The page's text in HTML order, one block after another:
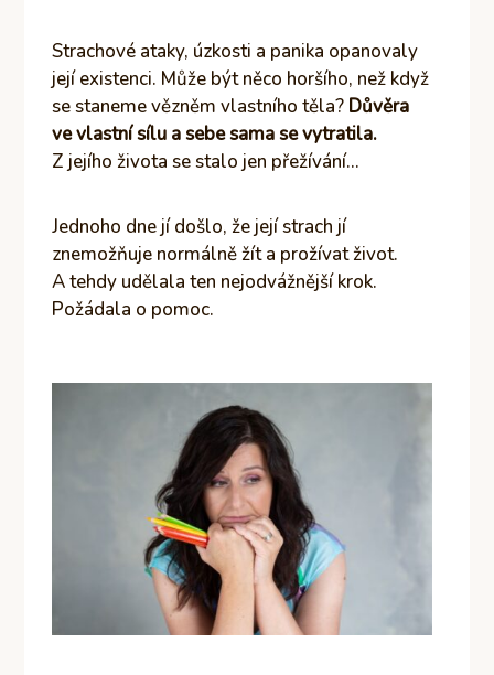
Strachové ataky, úzkosti a panika opanovaly
její existenci. Může být něco horšího, než když
se staneme vězněm vlastního těla? Důvěra
ve vlastní sílu a sebe sama se vytratila.
Z jejího života se stalo jen přežívání…
Jednoho dne jí došlo, že její strach jí
znemožňuje normálně žít a prožívat život.
A tehdy udělala ten nejodvážnější krok.
Požádala o pomoc.